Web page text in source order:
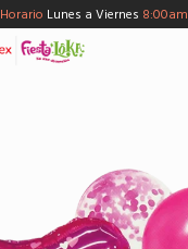
Horario Lunes a Viernes 8:00am
HorarioSábados
Sábados8:00am
Domingos y Fest.9:00am